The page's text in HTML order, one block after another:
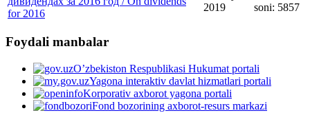
for 2016
2019
soni: 5857
Foydali manbalar
O’zbekiston Respublikasi Hukumat portali
Yagona interaktiv davlat hizmatlari portali
Korporativ axborot yagona portali
Fond bozorining axborot-resurs markazi